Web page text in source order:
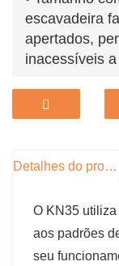
escavadeira
apertados,
inacessíveis
Detalhes do produto
O KN35
aos padrões
seu